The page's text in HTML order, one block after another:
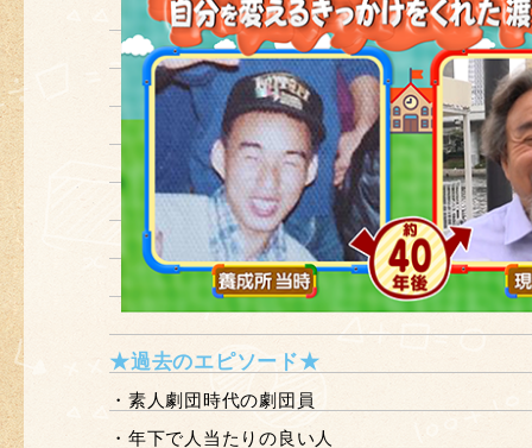
★過去のエピソード★
・素人劇団時代の劇団員
・年下で人当たりの良い人